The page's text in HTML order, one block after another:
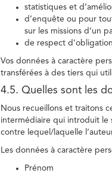
statistiques et
d’enquête ou pour
sur les missions d’un
de respect
Vos données à caractère
transférées à des tiers qui
4.5. Quelles sont les
Nous recueillons et traitons
intermédiaire qui introduit le
contre lequel/laquelle
Les données à caractère
Prénom